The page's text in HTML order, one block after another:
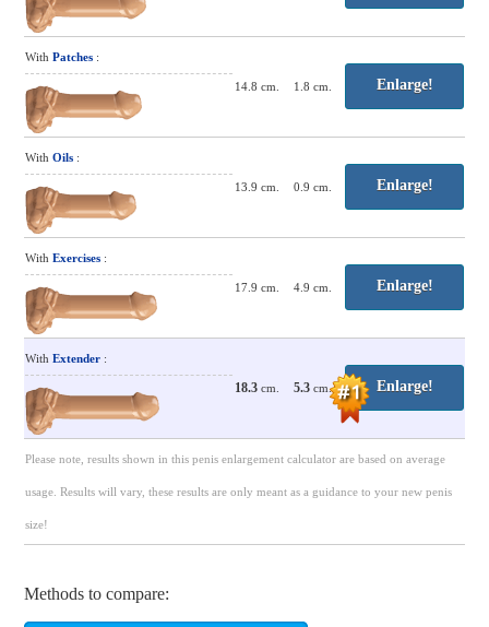
WithPatches :
14.8 cm. 1.8 cm. Enlarge!
WithOils :
13.9 cm. 0.9 cm. Enlarge!
WithExercises :
17.9 cm. 4.9 cm. Enlarge!
WithExtender :
18.3 cm. 5.3 cm. Enlarge!
Please note, results shown in this penis enlargement calculator are based on average
usage. Results will vary, these results are only meant as a guidance to your new penis
size!
Methods to compare: